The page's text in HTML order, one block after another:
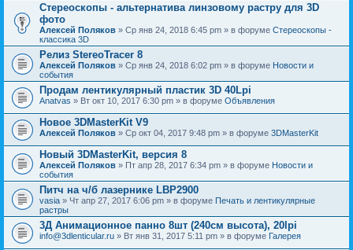
Стереоскопы - альтернатива линзовому растру для 3D
фото
Алексей Поляков » Ср янв 24, 2018 6:45 pm » в форуме Стереоскопы -
классика 3D
Релиз StereoTracer 8
Алексей Поляков » Ср янв 24, 2018 6:02 pm » в форуме Новости и
события
Продам лентикулярный пластик 3D 40Lpi
Anatvas » Вт окт 10, 2017 6:30 pm » в форуме Объявления
Новое 3DMasterKit V9
Алексей Поляков » Ср окт 04, 2017 9:48 pm » в форуме 3DMasterKit
Новый 3DMasterKit, версия 8
Алексей Поляков » Пт апр 28, 2017 6:34 pm » в форуме Новости и
события
Питч на ч/б лазернике LBP2900
vasia » Чт апр 27, 2017 6:06 pm » в форуме Печать и лентикулярные
растры
3Д Анимационное панно 8шт (240см высота), 20lpi
info@3dlenticular.ru » Вт янв 31, 2017 5:11 pm » в форуме Галерея